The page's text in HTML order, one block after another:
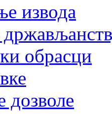
извода
обрасци
дозволе